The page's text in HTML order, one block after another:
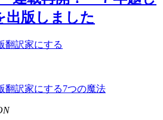
出版しました
翻訳家にする
翻訳家にする7つの魔法